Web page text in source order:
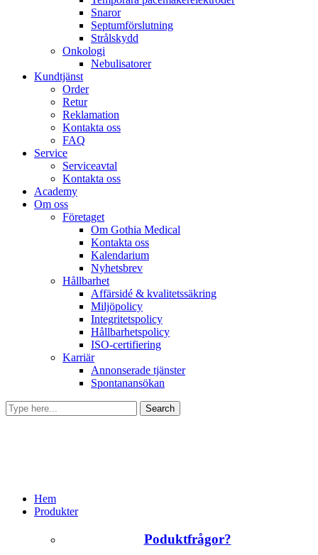
Snaror
Septumförslutning
Strålskydd
Onkologi
Nebulisatorer
Kundtjänst
Order
Retur
Reklamation
Kontakta oss
FAQ
Service
Serviceavtal
Kontakta oss
Academy
Om oss
Företaget
Om Gothia Medical
Kontakta oss
Kalendarium
Nyhetsbrev
Hållbarhet
Affärsidé & kvalitetssäkring
Miljöpolicy
Integritetspolicy
Hållbarhetspolicy
ISO-certifiering
Karriär
Annonserade tjänster
Spontanansökan
Hem
Produkter
Poduktfrågor?